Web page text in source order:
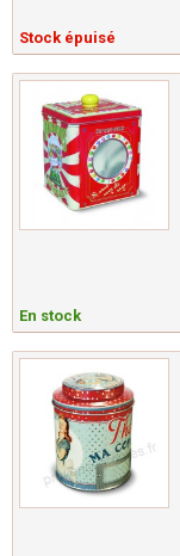
Stock épuisé
En stock